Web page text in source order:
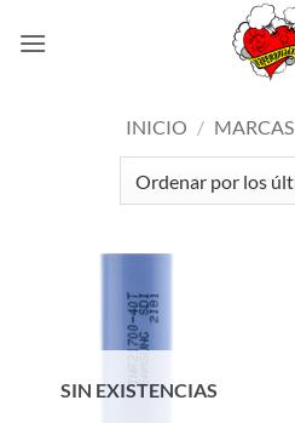
INICIO / MARCAS
SIN EXISTENCIAS